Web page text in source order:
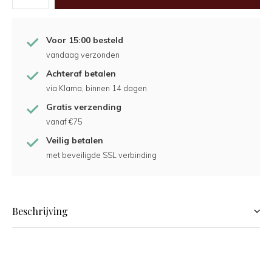
Voor 15:00 besteld
vandaag verzonden
Achteraf betalen
via Klarna, binnen 14 dagen
Gratis verzending
vanaf €75
Veilig betalen
met beveiligde SSL verbinding
Beschrijving